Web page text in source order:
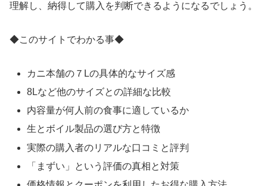
理解し、納得して購入を判断できるようになるでしょう。
◆このサイトでわかる事◆
カニ本舗の７Lの具体的なサイズ感
8Lなど他のサイズとの詳細な比較
内容量が何人前の食事に適しているか
生とボイル製品の選び方と特徴
実際の購入者のリアルな口コミと評判
「まずい」という評価の真相と対策